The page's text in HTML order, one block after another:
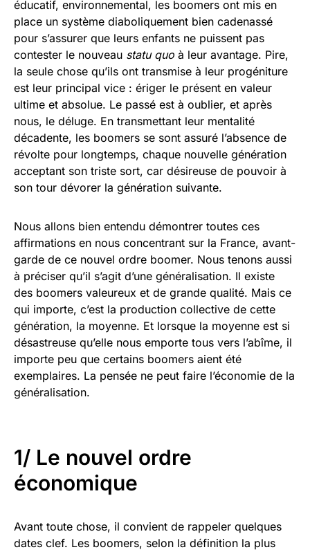
éducatif, environnemental, les boomers ont mis en
place un système diaboliquement bien cadenassé
pour s’assurer que leurs enfants ne puissent pas
contester le nouveau statu quo à leur avantage. Pire,
la seule chose qu’ils ont transmise à leur progéniture
est leur principal vice : ériger le présent en valeur
ultime et absolue. Le passé est à oublier, et après
nous, le déluge. En transmettant leur mentalité
décadente, les boomers se sont assuré l’absence de
révolte pour longtemps, chaque nouvelle génération
acceptant son triste sort, car désireuse de pouvoir à
son tour dévorer la génération suivante.
Nous allons bien entendu démontrer toutes ces
affirmations en nous concentrant sur la France, avant-
garde de ce nouvel ordre boomer. Nous tenons aussi
à préciser qu’il s’agit d’une généralisation. Il existe
des boomers valeureux et de grande qualité. Mais ce
qui importe, c’est la production collective de cette
génération, la moyenne. Et lorsque la moyenne est si
désastreuse qu’elle nous emporte tous vers l’abîme, il
importe peu que certains boomers aient été
exemplaires. La pensée ne peut faire l’économie de la
généralisation.
1/ Le nouvel ordre
économique
Avant toute chose, il convient de rappeler quelques
dates clef. Les boomers, selon la définition la plus